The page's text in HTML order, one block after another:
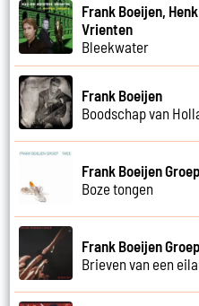
Frank Boeijen,
Vrienten
Bleekwater
Frank Boeijen
Boodschap van
Frank Boeijen Groep
Boze tongen
Frank Boeijen Groep
Brieven van een